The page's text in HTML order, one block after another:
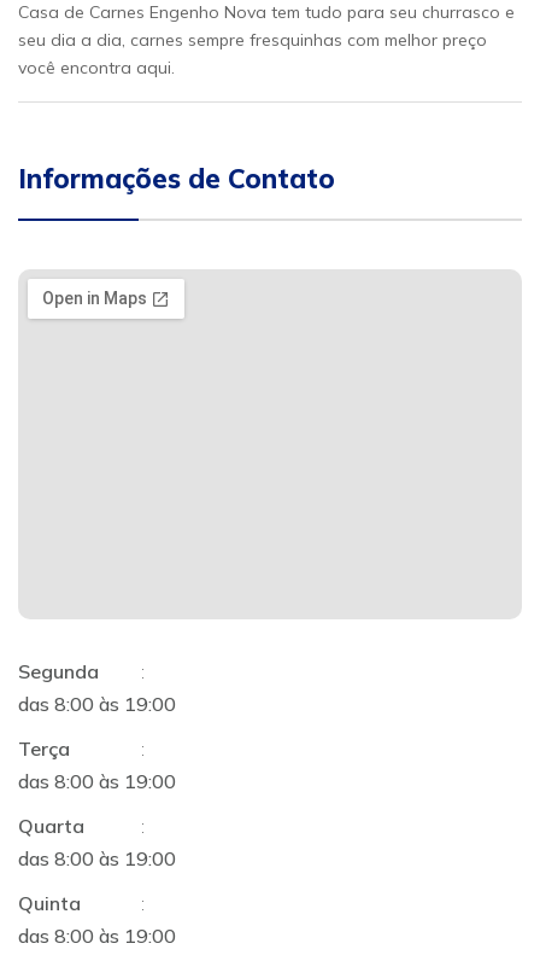
Casa de Carnes Engenho Nova tem tudo para seu churrasco e
seu dia a dia, carnes sempre fresquinhas com melhor preço
você encontra aqui.
Informações de Contato
Segunda
:
das 8:00 às 19:00
Terça
:
das 8:00 às 19:00
Quarta
:
das 8:00 às 19:00
Quinta
:
das 8:00 às 19:00